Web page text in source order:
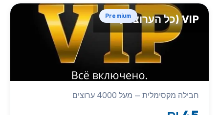
👑 VIP (כל הערוצים) Premium
חבילה מקסימלית — מעל 4000 ערוצים